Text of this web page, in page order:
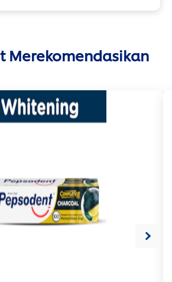
Merekomendasikan